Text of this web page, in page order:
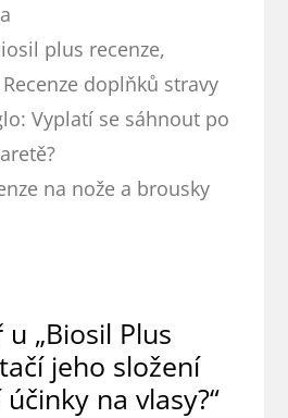
plus recenze,
Recenze doplňků stravy
Vyplatí se sáhnout po
na nože a brousky
„Biosil Plus
jeho složení
na vlasy?“